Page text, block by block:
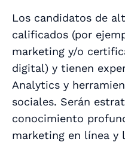
Los candidatos de
calificados (por
marketing y/o
digital) y tienen
Analytics y
sociales. Serán
conocimiento
marketing en línea y